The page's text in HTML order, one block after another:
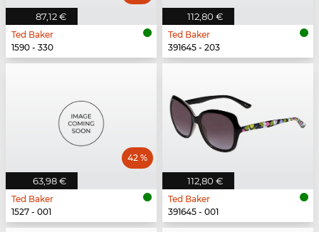
87,12 €
Ted Baker
1590 - 330
112,80 €
Ted Baker
391645 - 203
63,98 €
42 %
Ted Baker
1527 - 001
112,80 €
Ted Baker
391645 - 001